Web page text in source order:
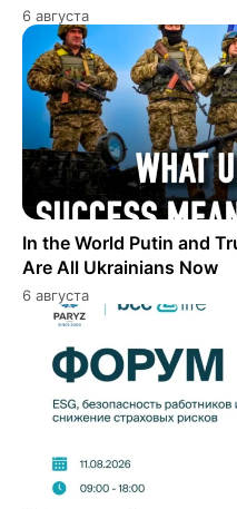
6 августа
In the World Putin and
Are All Ukrainians Now
6 августа